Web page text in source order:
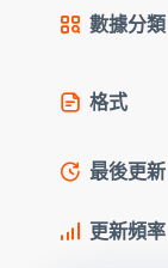
數據分類
格式
最後更
更新頻率